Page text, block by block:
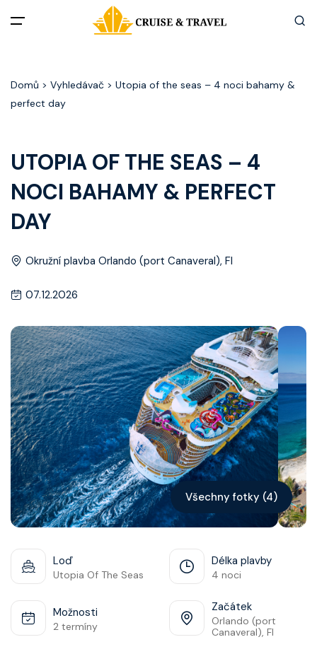
Akční nabídky
Zážitky z plaveb
Užitečné informace
Články
Kontakt
Vyhledat plavbu
Domů > Vyhledávač > Utopia of the seas – 4 noci bahamy &
perfect day
UTOPIA OF THE SEAS – 4
NOCI BAHAMY & PERFECT
DAY
Okružní plavba Orlando (port Canaveral), Fl
07.12.2026
Všechny fotky (4)
Loď
Utopia Of The Seas
Délka plavby
4 noci
Možnosti
2 termíny
Začátek
Orlando (port
Canaveral), Fl